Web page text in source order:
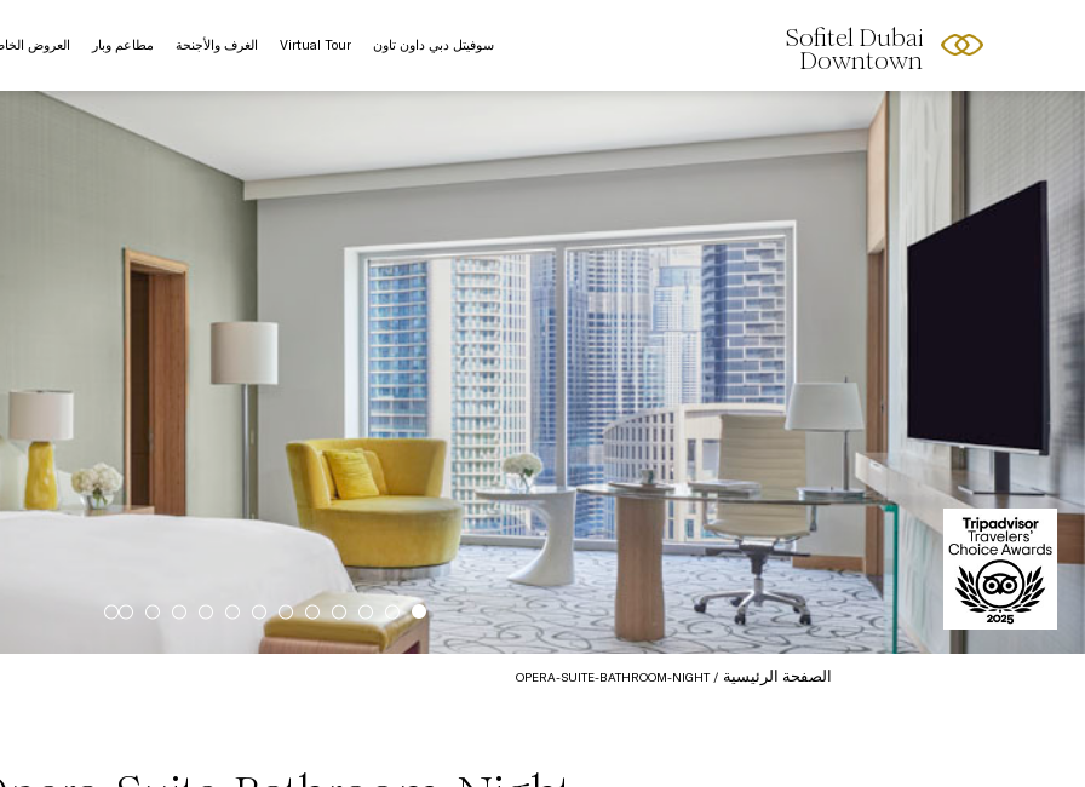
Sofitel Dubai
Downtown
سوفيتل دبي داون تاون Virtual Tour الغرف والأجنحة مطاعم وبار العروض
الصفحة الرئيسية OPERA-SUITE-BATHROOM-NIGHT